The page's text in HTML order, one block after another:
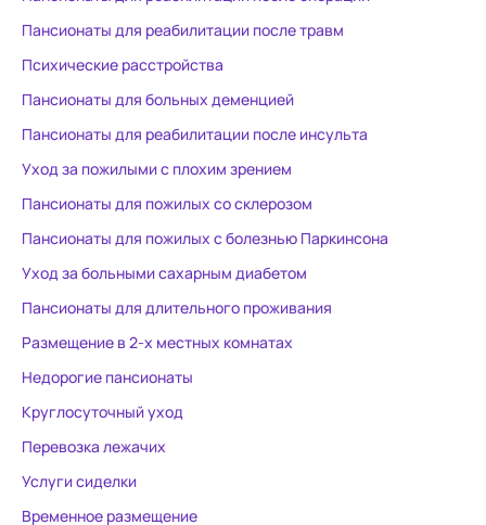
расскажут что и как. Дмитрий
руководитель,всегда и все знает
о каждом подопечном! 24/7
ответит на любые вопросы!
лежачая) сыта и на сухой ,
теплой постели! Всем кто попал в
такую ситуацию,я искренне
рекомендую это место. Черта
города,удобный
подъезд,парковка! Всему
персоналу желаю здоровья и
работе)!
Пансионаты для реабилитации после травм
Психические расстройства
Пансионаты для больных деменцией
Пансионаты для реабилитации после инсульта
Уход за пожилыми с плохим зрением
Пансионаты для пожилых со склерозом
Пансионаты для пожилых с болезнью Паркинсона
Уход за больными сахарным диабетом
Пансионаты для длительного проживания
Размещение в 2-х местных комнатах
Недорогие пансионаты
Круглосуточный уход
Перевозка лежачих
Услуги сиделки
Временное размещение